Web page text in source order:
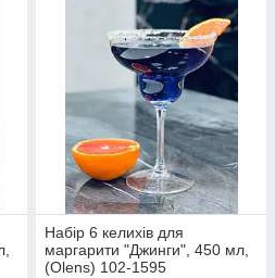
Набір 6 келихів для
маргарити "Джинги", 450 мл,
(Olens) 102-1595